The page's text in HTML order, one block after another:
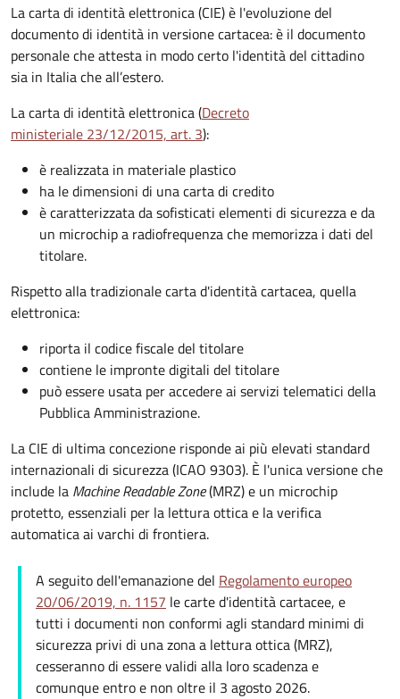
La carta di identità elettronica (CIE) è l'evoluzione del
documento di identità in versione cartacea: è il documento
personale che attesta in modo certo l'identità del cittadino
sia in Italia che all’estero.
La carta di identità elettronica (Decreto
ministeriale 23/12/2015, art. 3):
è realizzata in materiale plastico
ha le dimensioni di una carta di credito
è caratterizzata da sofisticati elementi di sicurezza e da
un microchip a radiofrequenza che memorizza i dati del
titolare.
Rispetto alla tradizionale carta d'identità cartacea, quella
elettronica:
riporta il codice fiscale del titolare
contiene le impronte digitali del titolare
può essere usata per accedere ai servizi telematici della
Pubblica Amministrazione.
La CIE di ultima concezione risponde ai più elevati standard
internazionali di sicurezza (ICAO 9303). È l'unica versione che
include la Machine Readable Zone(MRZ) e un microchip
protetto, essenziali per la lettura ottica e la verifica
automatica ai varchi di frontiera.
A seguito dell'emanazione del Regolamento europeo
20/06/2019, n. 1157 le carte d'identità cartacee, e
tutti i documenti non conformi agli standard minimi di
sicurezza privi di una zona a lettura ottica (MRZ),
cesseranno di essere validi alla loro scadenza e
comunque entro e non oltre il 3 agosto 2026.